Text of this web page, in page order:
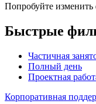
Попробуйте
Быстрые
Частичная
Полный день
Проектная
Корпоративная